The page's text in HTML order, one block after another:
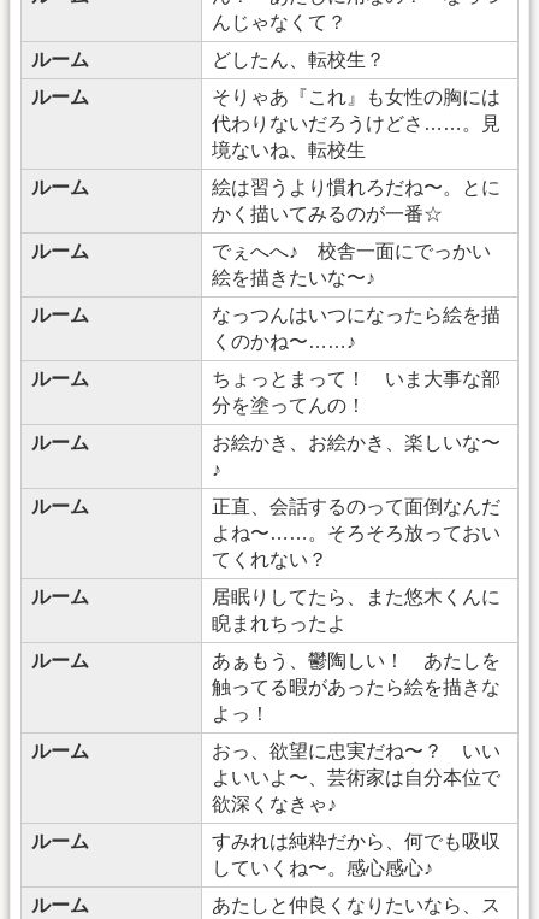
んじゃなくて？
ルーム
どしたん、転校生？
ルーム
そりゃあ『これ』も女性の胸には
代わりないだろうけどさ……。見
境ないね、転校生
ルーム
絵は習うより慣れろだね〜。とに
かく描いてみるのが一番☆
ルーム
でぇへへ♪ 校舎一面にでっかい
絵を描きたいな〜♪
ルーム
なっつんはいつになったら絵を描
くのかね〜……♪
ルーム
ちょっとまって！ いま大事な部
分を塗ってんの！
ルーム
お絵かき、お絵かき、楽しいな〜
♪
ルーム
正直、会話するのって面倒なんだ
よね〜……。そろそろ放っておい
てくれない？
ルーム
居眠りしてたら、また悠木くんに
睨まれちったよ
ルーム
あぁもう、鬱陶しい！ あたしを
触ってる暇があったら絵を描きな
よっ！
ルーム
おっ、欲望に忠実だね〜？ いい
よいいよ〜、芸術家は自分本位で
欲深くなきゃ♪
ルーム
すみれは純粋だから、何でも吸収
していくね〜。感心感心♪
ルーム
あたしと仲良くなりたいなら、ス